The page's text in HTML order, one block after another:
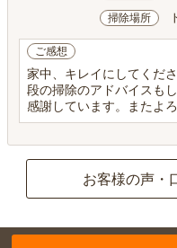
掃除場所
ご感想
家中、キレイにしてくだ
段の掃除のアドバイスも
感謝しています。またよ
お客様の声・